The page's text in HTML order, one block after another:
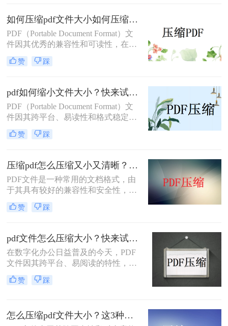
高文件处理效率。那么如何压缩pdf文
件大小在5m以内呢？下面将为您介绍
几种简单有效的方法，帮助您轻松实
现PDF文件的压缩。
如何压缩pdf文件大小如何压缩pdf文件大小？这3种方法快来尝试下吧！
​PDF（Portable Document Format）文
件因其优秀的兼容性和可读性，在日
常生活和工作中被广泛使用。然而，
有时PDF文件可能会因为包含大量的
大，这不仅在传输时造成不便，还可
能占用大量的存储空间。因此，学会
如何压缩pdf文件大小成为了许多人的
需求。本文将介绍几种常见且实用的
PDF压缩方法。
赞 踩
pdf如何缩小文件大小？快来试试这四个方法！
PDF（Portable Document Format）文
件因其跨平台、易读性和格式稳定性
而受到广泛欢迎。然而，随着PDF文
件中包含的内容增多，如图片、文
之增加，给存储、传输和分享带来不
便。那么PDF如何缩小文件大小呢？
本文将介绍几种方法来帮助您缩小
PDF文件的大小。
赞 踩
压缩pdf怎么压缩又小又清晰？看看这四种方法！
PDF文件是一种常用的文档格式，由
于其具有较好的兼容性和安全性，因
此被广泛应用于电子书、合同、报告
等场景。然而，由于PDF文件通常包
会占用大量的存储空间，导致传输速
度变慢和存储空间不足等问题。因
此，对PDF文件进行压缩是非常必要
的。下面将介绍压缩pdf怎么压缩又小
又清晰方法，帮助您在压缩PDF文件
时实现既小又清晰的目标。
赞 踩
pdf文件怎么压缩大小？快来试试这二种文件压缩的方法！
在数字化办公日益普及的今天，PDF
文件因其跨平台、易阅读的特性，成
为了我们工作和学习中不可或缺的一
部分。然而，有时PDF文件会因为包
间，还可能在传输或分享时造成不
赞 踩
怎么压缩pdf文件大小？这3种方法都非常好用！